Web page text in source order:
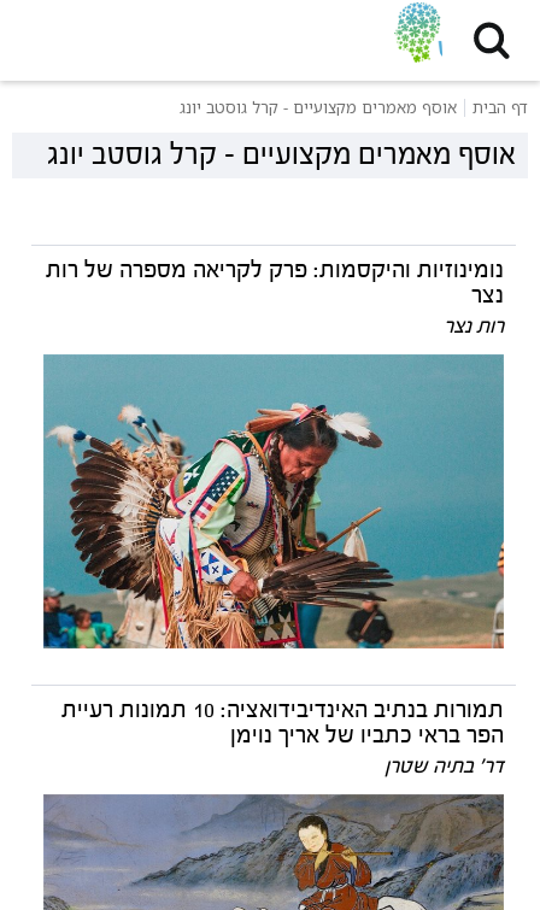
דף הבית אוסף מאמרים מקצועיים - קרל גוסטב יונג
אוסף מאמרים מקצועיים - קרל גוסטב יונג
נומינוזיות והיקסמות: פרק לקריאה מספרה של רות
נצר
רות נצר
תמורות בנתיב האינדיבידואציה: 10 תמונות רעיית
הפר בראי כתביו של אריך נוימן
דר' בתיה שטרן